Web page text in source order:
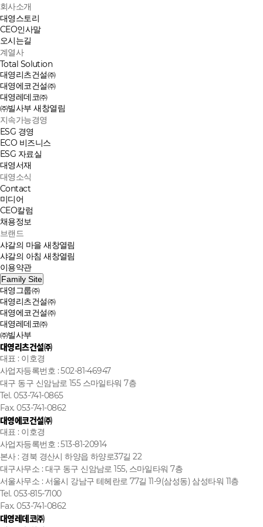
회사소개
대영스토리
CEO인사말
오시는길
계열사
Total Solution
대영리츠건설㈜
대영에코건설㈜
대영레데코㈜
㈜빌사부새창열림
지속가능경영
ESG 경영
ECO 비즈니스
ESG 자료실
대영서재
대영소식
Contact
미디어
CEO칼럼
채용정보
브랜드
샤갈의 마을새창열림
샤갈의 아침새창열림
이용약관
Family Site
대영그룹㈜
대영리츠건설㈜
대영에코건설㈜
대영레데코㈜
㈜빌사부
대영리츠건설㈜
대표 : 이호경
사업자등록번호 : 502-81-46947
대구 동구 신암남로 155 스마일타워 7층
Tel. 053-741-0865
Fax. 053-741-0862
대영에코건설㈜
대표 : 이호경
사업자등록번호 : 513-81-20914
본사 : 경북 경산시 하양읍 하양로37길 22
대구사무소 : 대구 동구 신암남로 155, 스마일타워 7층
서울사무소 : 서울시 강남구 테헤란로 77길 11-9(삼성동) 삼성타워 11층
Tel. 053-815-7100
Fax. 053-741-0862
대영레데코㈜